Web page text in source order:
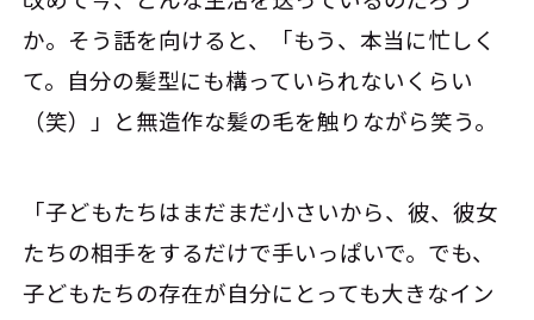
か。そう話を向けると、「もう、本当に忙しく
て。自分の髪型にも構っていられないくらい
（笑）」と無造作な髪の毛を触りながら笑う。
「子どもたちはまだまだ小さいから、彼、彼女
たちの相手をするだけで手いっぱいで。でも、
子どもたちの存在が自分にとっても大きなイン